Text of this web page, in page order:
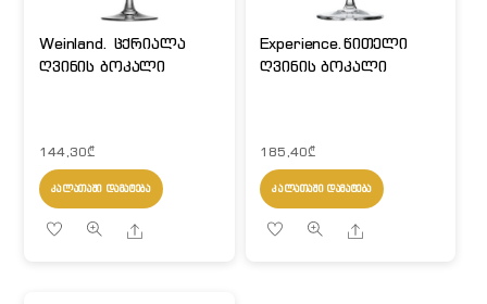
Weinland. ცქრიალა
ღვინის ბოკალი
144,30₾
ᲙᲐᲚᲐᲗᲐᲨᲘ ᲓᲐᲛᲐᲢᲔᲑᲐ
Share
Experience.წითელი
ღვინის ბოკალი
185,40₾
ᲙᲐᲚᲐᲗᲐᲨᲘ ᲓᲐᲛᲐᲢᲔᲑᲐ
Share